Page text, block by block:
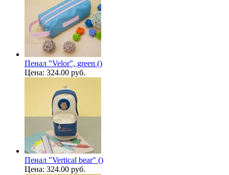
Пенал "Velor", green ()
Цена: 324.00 руб.
Пенал "Vertical bear" ()
Цена: 324.00 руб.